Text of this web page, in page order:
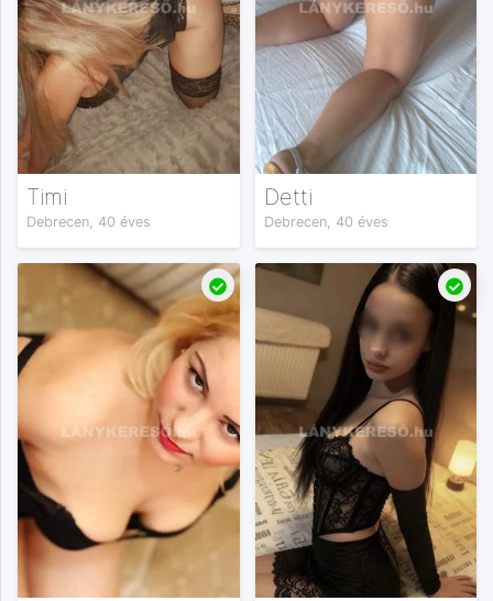
Timi
Debrecen, 40 éves
Detti
Debrecen, 40 éves